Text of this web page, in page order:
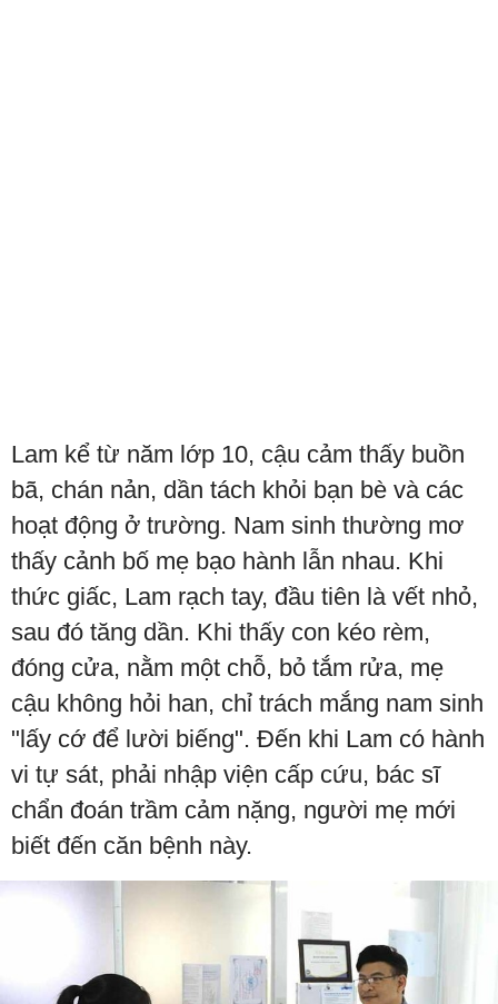
Lam kể từ năm lớp 10, cậu cảm thấy buồn
bã, chán nản, dần tách khỏi bạn bè và các
hoạt động ở trường. Nam sinh thường mơ
thấy cảnh bố mẹ bạo hành lẫn nhau. Khi
thức giấc, Lam rạch tay, đầu tiên là vết nhỏ,
sau đó tăng dần. Khi thấy con kéo rèm,
đóng cửa, nằm một chỗ, bỏ tắm rửa, mẹ
cậu không hỏi han, chỉ trách mắng nam sinh
"lấy cớ để lười biếng". Đến khi Lam có hành
vi tự sát, phải nhập viện cấp cứu, bác sĩ
chẩn đoán trầm cảm nặng, người mẹ mới
biết đến căn bệnh này.